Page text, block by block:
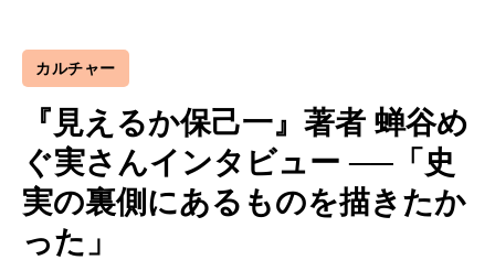
カルチャー
『見えるか保己一』著者 蝉谷め
ぐ実さんインタビュー ──「史
実の裏側にあるものを描きたか
った」